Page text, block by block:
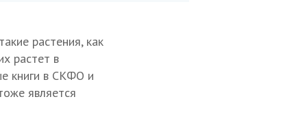
растения, как
растет в
книги в СКФО и
является